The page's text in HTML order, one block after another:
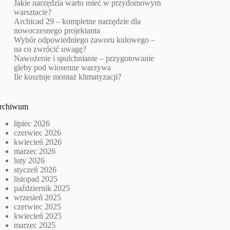
Jakie narzędzia warto mieć w przydomowym
warsztacie?
Archicad 29 – kompletne narzędzie dla
nowoczesnego projektanta
Wybór odpowiedniego zaworu kulowego –
na co zwrócić uwagę?
Nawożenie i spulchnianie – przygotowanie
gleby pod wiosenne warzywa
Ile kosztuje montaż klimatyzacji?
lipiec 2026
czerwiec 2026
kwiecień 2026
marzec 2026
luty 2026
styczeń 2026
listopad 2025
październik 2025
wrzesień 2025
czerwiec 2025
kwiecień 2025
marzec 2025